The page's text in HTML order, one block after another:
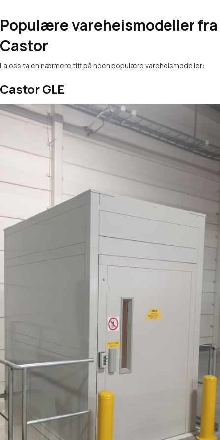
Populære vareheismodeller fra
Castor
La oss ta en nærmere titt på noen populære vareheismodeller:
Castor GLE